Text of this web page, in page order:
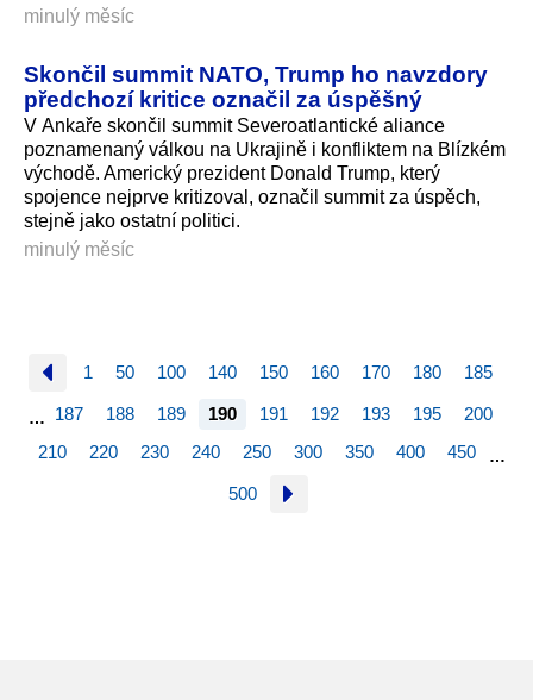
minulý měsíc
Skončil summit NATO, Trump ho navzdory
předchozí kritice označil za úspěšný
V Ankaře skončil summit Severoatlantické aliance
poznamenaný válkou na Ukrajině i konfliktem na Blízkém
východě. Americký prezident Donald Trump, který
spojence nejprve kritizoval, označil summit za úspěch,
stejně jako ostatní politici.
minulý měsíc
1 50 100 140 150 160 170 180 185
… 187 188 189 190 191 192 193 195
200
210
220 230 240 250 300 350 400 450 …
500